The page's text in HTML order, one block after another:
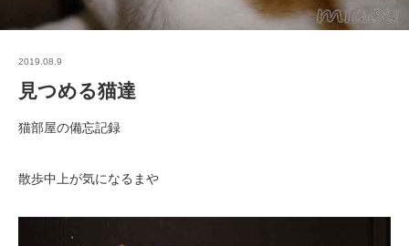
2019.08.9
見つめる猫達
猫部屋の備忘記録
散歩中上が気になるまや